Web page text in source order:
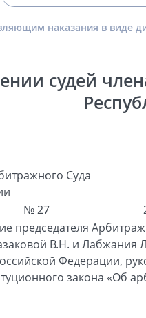
наказания в виде
судей
Суда
№ 27
председателя
В.Н. и
Федерации,
закона «Об